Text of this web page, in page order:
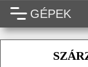
GÉPEK